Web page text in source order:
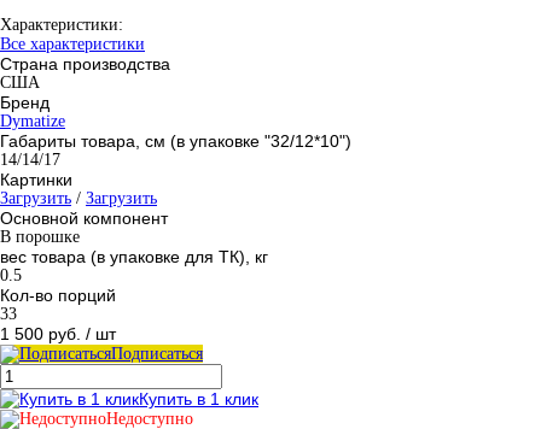
Характеристики:
Все характеристики
Страна производства
США
Бренд
Dymatize
Габариты товара, см (в упаковке "32/12*10")
14/14/17
Картинки
Загрузить / Загрузить
Основной компонент
В порошке
вес товара (в упаковке для ТК), кг
0.5
Кол-во порций
33
1 500 руб. / шт
Подписаться
Купить в 1 клик
Недоступно